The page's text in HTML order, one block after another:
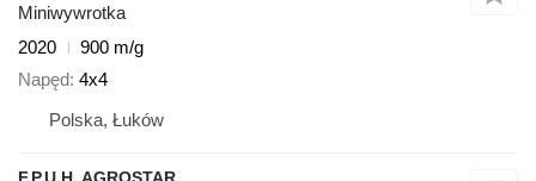
Miniwywrotka
2020
900 m/g
Napęd 4x4
Polska, Łuków
F.P.U.H. AGROSTAR